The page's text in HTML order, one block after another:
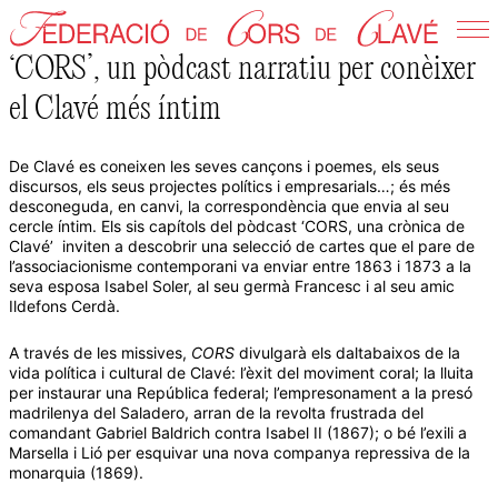
Skip
to
content
Federació de Cors de Clavé
‘CORS’, un pòdcast narratiu per conèixer
el Clavé més íntim
De Clavé es coneixen les seves cançons i poemes, els seus
discursos, els seus projectes polítics i empresarials…; és més
desconeguda, en canvi, la correspondència que envia al seu
cercle íntim. Els sis capítols del pòdcast ‘CORS, una crònica de
Clavé’ inviten a descobrir una selecció de cartes que el pare de
l’associacionisme contemporani va enviar entre 1863 i 1873 a la
seva esposa Isabel Soler, al seu germà Francesc i al seu amic
Ildefons Cerdà.
A través de les missives, CORS divulgarà els daltabaixos de la
vida política i cultural de Clavé: l’èxit del moviment coral; la lluita
per instaurar una República federal; l’empresonament a la presó
madrilenya del Saladero, arran de la revolta frustrada del
comandant Gabriel Baldrich contra Isabel II (1867); o bé l’exili a
Marsella i Lió per esquivar una nova companya repressiva de la
monarquia (1869).